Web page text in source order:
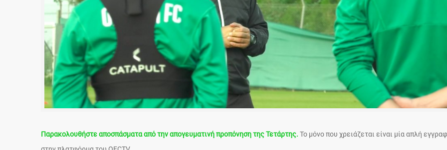
Παρακολουθήστε αποσπάσματα από την απογευματινή προπόνηση της Τετάρτης. Το μόνο που χρειάζεται είναι μία απλή